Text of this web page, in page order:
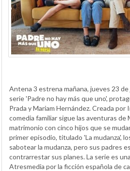
Antena 3 estrena mañana, jueves 23 de
serie 'Padre no hay más que uno',
Prada y Mariam Hernández. Creada por
comedia familiar sigue las aventuras de
matrimonio con cinco hijos que se
primer episodio, titulado 'La mudanza',
sabotear la mudanza, pero sus padres
contrarrestar sus planes. La serie es
Atresmedia por la ficción española de